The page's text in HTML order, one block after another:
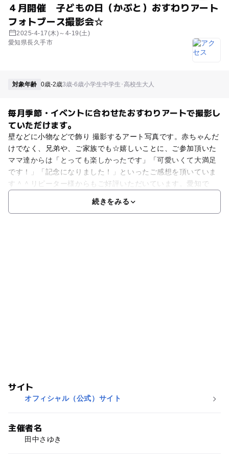
４月開催 子どもの日（かぶと）おすわりアート
フォトブース撮影会☆
2025-4-17(木)～4-19(土)
愛知県長久手市
対象年齢 0歳-2歳3歳-6歳小学生中学生･高校生大人
毎月季節・イベントに合わせたおすわりアートで撮影し
ていただけます。
壁などに小物などで飾り 撮影するアート写真です。赤ちゃんだ
けでなく、兄弟や、ご家族でも☆嬉しいことに、ご参加頂いた
ママ達からは「とっても楽しかったです」「可愛いくて大満足
です！」「記念になりました！」といったご感想を頂いていま
す＾＾リピーター様からもご好評いただいています。愛知で
続きをみる
サイト
オフィシャル（公式）サイト
主催者名
田中さゆき